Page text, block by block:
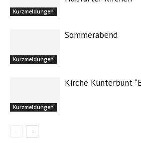
Kurzmeldungen
Kurzmeldungen
Sommerabend
Kurzmeldungen
Kirche Kunterbunt